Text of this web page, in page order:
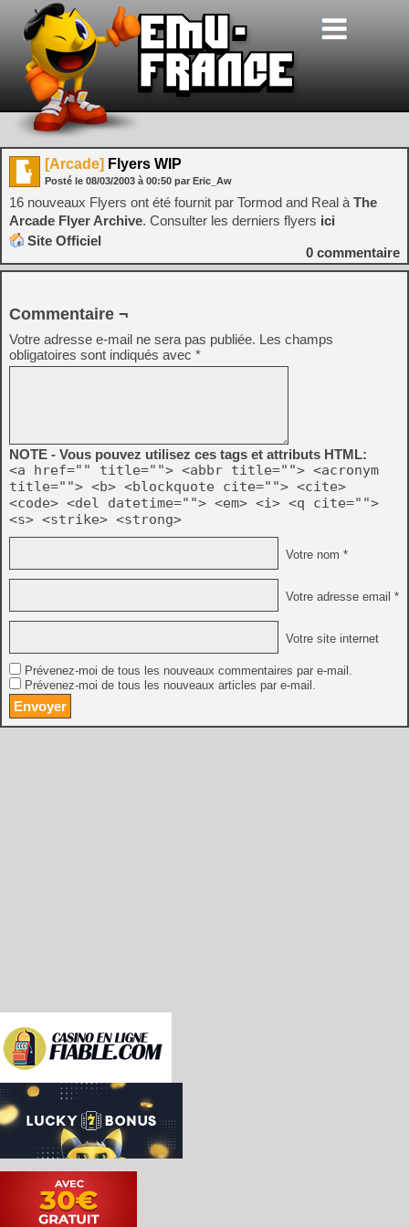
[Arcade] Flyers WIP
Posté le 08/03/2003 à 00:50 par Eric_Aw
16 nouveaux Flyers ont été fournit par Tormod and Real à The
Arcade Flyer Archive. Consulter les derniers flyers ici
Site Officiel
0 commentaire
Commentaire ¬
Votre adresse e-mail ne sera pas publiée. Les champs
obligatoires sont indiqués avec *
NOTE - Vous pouvez utilisez ces tags et attributs HTML:
<a href="" title=""> <abbr title=""> <acronym
title=""> <b> <blockquote cite=""> <cite>
<code> <del datetime=""> <em> <i> <q cite="">
<s> <strike> <strong>
Votre nom *
Votre adresse email *
Votre site internet
Prévenez-moi de tous les nouveaux commentaires par e-mail.
Prévenez-moi de tous les nouveaux articles par e-mail.